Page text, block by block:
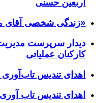
اربعین حسنی
«زندگی شخصی آقای
دیدار سرپرست
کارکنان عملیاتی
اهدای تندیس
اهدای تندیس تاب